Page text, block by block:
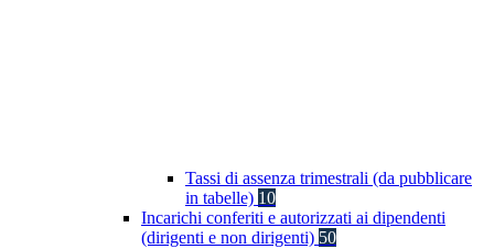
Tassi di assenza trimestrali (da pubblicare
in tabelle) 10
Incarichi conferiti e autorizzati ai dipendenti
(dirigenti e non dirigenti) 50